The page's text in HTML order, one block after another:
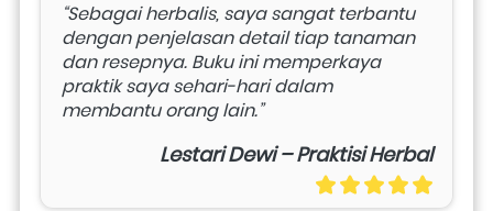
“Sebagai herbalis, saya sangat terbantu
dengan penjelasan detail tiap tanaman
dan resepnya. Buku ini memperkaya
praktik saya sehari-hari dalam
membantu orang lain.”
Lestari Dewi – Praktisi Herbal